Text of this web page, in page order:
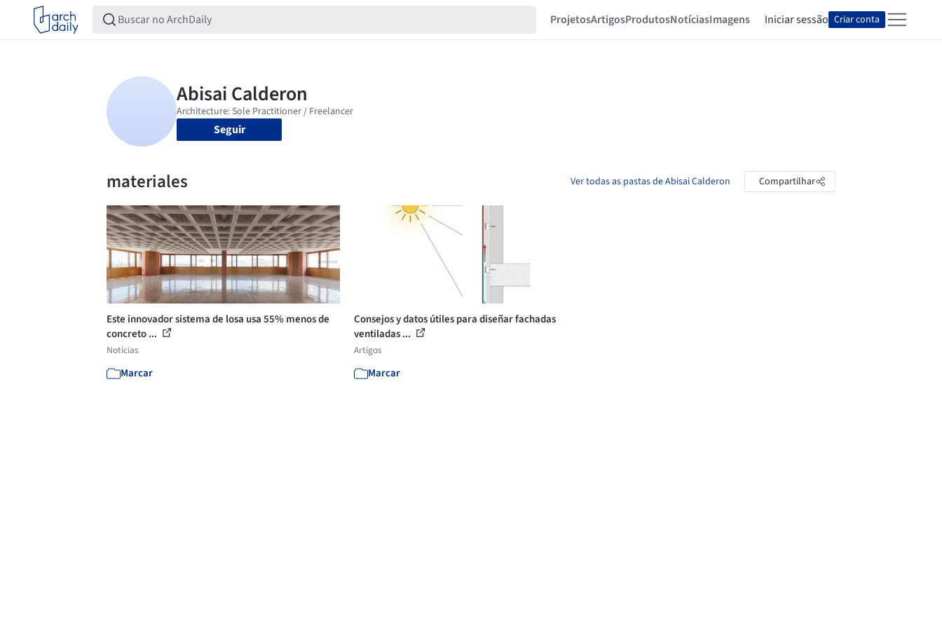
ProjetosArtigosProdutosNotíciasImagens Iniciar sessão Criar conta
Seguir
materiales Ver todas as pastas de Abisai Calderon Compartilhar
Este innovador sistema de losa usa 55% menos de
concreto ...
Notícias
Marcar
Consejos y datos útiles para diseñar fachadas
ventiladas ...
Artigos
Marcar